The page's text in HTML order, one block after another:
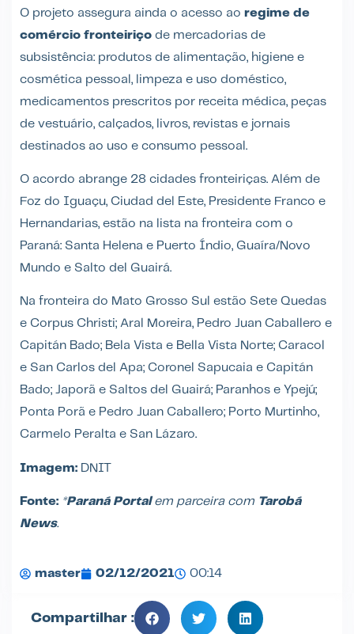
O projeto assegura ainda o acesso ao regime de
comércio fronteiriço de mercadorias de
subsistência: produtos de alimentação, higiene e
cosmética pessoal, limpeza e uso doméstico,
medicamentos prescritos por receita médica, peças
de vestuário, calçados, livros, revistas e jornais
destinados ao uso e consumo pessoal.
O acordo abrange 28 cidades fronteiriças. Além de
Foz do Iguaçu, Ciudad del Este, Presidente Franco e
Hernandarias, estão na lista na fronteira com o
Paraná: Santa Helena e Puerto Índio, Guaíra/Novo
Mundo e Salto del Guairá.
Na fronteira do Mato Grosso Sul estão Sete Quedas
e Corpus Christi; Aral Moreira, Pedro Juan Caballero e
Capitán Bado; Bela Vista e Bella Vista Norte; Caracol
e San Carlos del Apa; Coronel Sapucaia e Capitán
Bado; Japorã e Saltos del Guairá; Paranhos e Ypejú;
Ponta Porã e Pedro Juan Caballero; Porto Murtinho,
Carmelo Peralta e San Lázaro.
Imagem: DNIT
Fonte: *Paraná Portalem parceira com Tarobá
News.
master 02/12/2021 00:14
Compartilhar :